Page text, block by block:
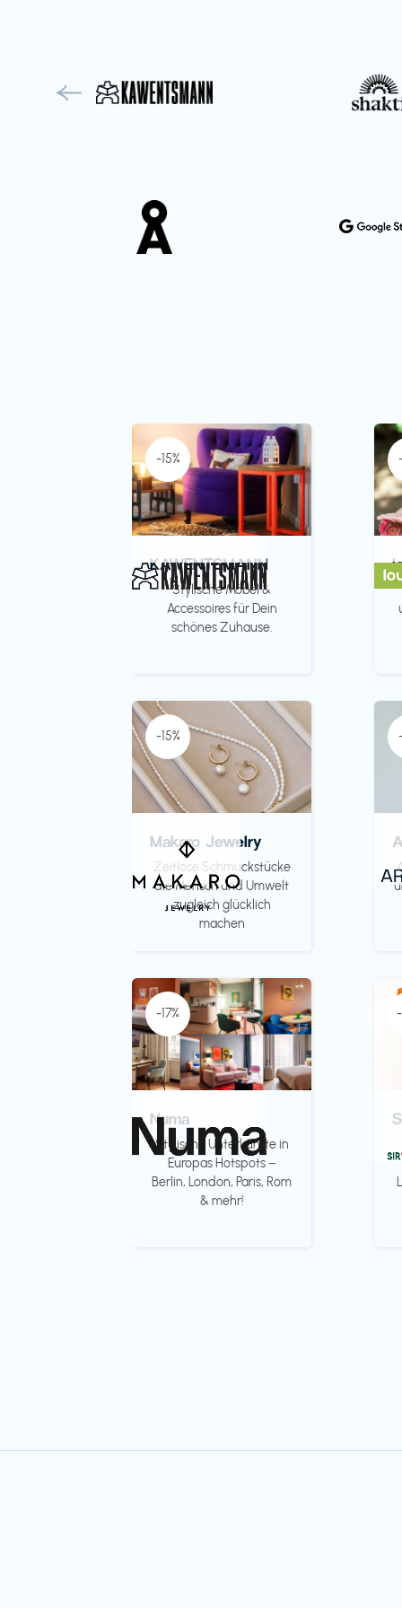
-15%
KAWENTSMANN
Stylische Möbel &
Accessoires für Dein
schönes Zuhause.
-15%
Makaro Jewelry
Zeitlose Schmuckstücke
die Mensch und Umwelt
zugleich glücklich
machen
-17%
Numa
Stylische Unterkünfte in
Europas Hotspots –
Berlin, London, Paris, Rom
& mehr!